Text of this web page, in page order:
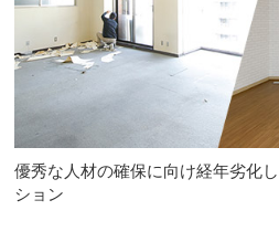
優秀な人材の確保に向け経年劣化
ション